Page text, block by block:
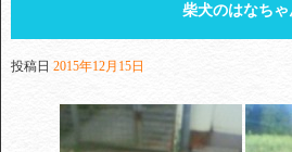
柴犬のはなちゃ
投稿日 2015年12月15日